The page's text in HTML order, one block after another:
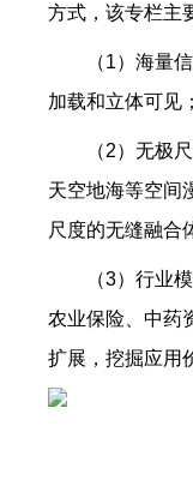
方式，该专栏主
（1）海量
加载和立体可见；
（2）无极
天空地海等空间
尺度的无缝融合
（3）行业
农业保险、中药
扩展，挖掘应用